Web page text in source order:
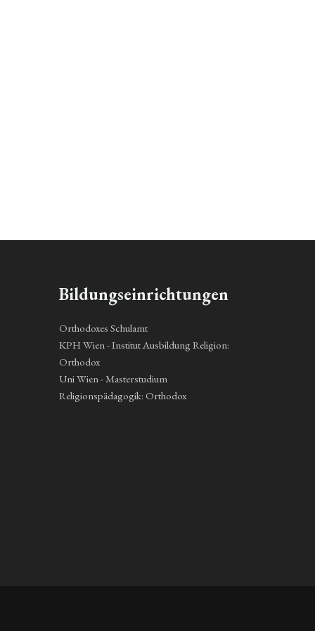
Bildungseinrichtungen
Orthodoxes Schulamt
KPH Wien - Institut Ausbildung Religion:
Orthodox
Uni Wien - Masterstudium
Religionspädagogik: Orthodox